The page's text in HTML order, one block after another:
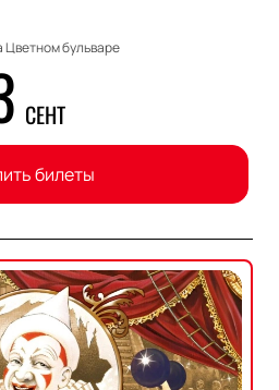
Цветном бульваре
СЕНТ
билеты